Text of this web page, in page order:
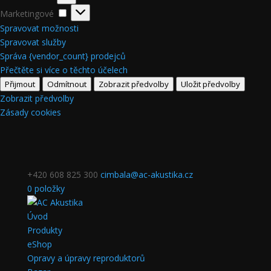
Marketingové
Marketingové
Spravovat možnosti
Spravovat služby
Správa {vendor_count} prodejců
Přečtěte si více o těchto účelech
Přijmout Odmítnout Zobrazit předvolby Uložit předvolby
Zobrazit předvolby
Zásady cookies
+420 608 825 300 cimbala@ac-akustika.cz
0 položky
Úvod
Produkty
eShop
Opravy a úpravy reproduktorů